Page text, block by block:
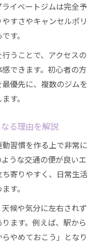
イベートジムは完全予
すさやキャンセルポリ
す。
うことで、アクセスの
できます。初心者の方
優先に、複数のジムを
す。
る理由を解説
習慣を作る上で非常に
うな交通の便が良いエ
寄りやすく、日常生活
す。
候や気分に左右されず
ます。例えば、駅から
やめておこう」となり